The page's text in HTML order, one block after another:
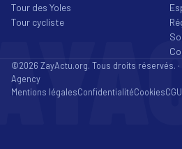
Tour des Yoles
Tour cycliste
©2026 ZayActu.org. Tous droits réservés.
Agency
Mentions légalesConfidentialitéCookiesCGU